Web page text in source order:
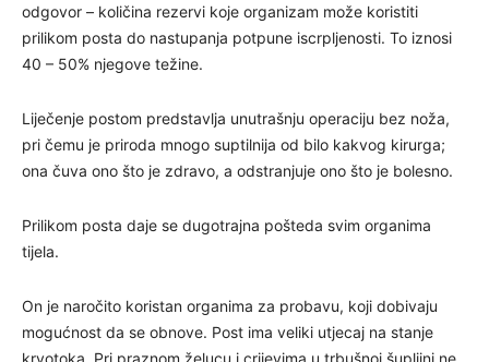
odgovor – količina rezervi koje organizam može koristiti
prilikom posta do nastupanja potpune iscrpljenosti. To iznosi
40 – 50% njegove težine.
Liječenje postom predstavlja unutrašnju operaciju bez noža,
pri čemu je priroda mnogo suptilnija od bilo kakvog kirurga;
ona čuva ono što je zdravo, a odstranjuje ono što je bolesno.
Prilikom posta daje se dugotrajna pošteda svim organima
tijela.
On je naročito koristan organima za probavu, koji dobivaju
mogućnost da se obnove. Post ima veliki utjecaj na stanje
krvotoka. Pri praznom želucu i crijevima u trbušnoj šupljini ne